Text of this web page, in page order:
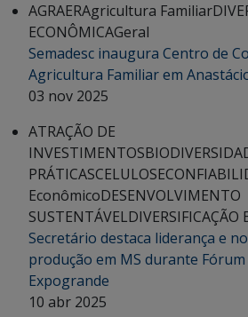
AGRAERAgricultura Familiar
ECONÔMICAGeral
Semadesc inaugura Centro de
Agricultura Familiar em
03 nov 2025
ATRAÇÃO DE
INVESTIMENTOS
PRÁTICASCELULOSE
EconômicoDESENVOLVIMENTO
SUSTENTÁVELDIVERSIFICAÇÃO
Secretário destaca liderança e
produção em MS durante
Expogrande
10 abr 2025